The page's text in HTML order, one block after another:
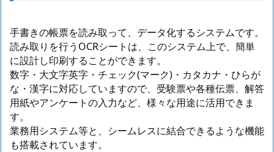
手書きの帳票を読み取って、データ化するシステムです。
読み取りを行うOCRシートは、このシステム上で、簡単
に設計し印刷することができます。
数字・大文字英字・チェック(マーク)・カタカナ・ひらが
な・漢字に対応していますので、受験票や各種伝票、解答
用紙やアンケートの入力など、様々な用途に活用できま
す。
業務用システム等と、シームレスに結合できるような機能
も搭載されています。